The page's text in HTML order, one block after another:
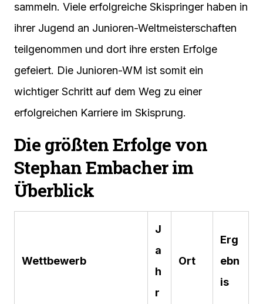
sammeln. Viele erfolgreiche Skispringer haben in
ihrer Jugend an Junioren-Weltmeisterschaften
teilgenommen und dort ihre ersten Erfolge
gefeiert. Die Junioren-WM ist somit ein
wichtiger Schritt auf dem Weg zu einer
erfolgreichen Karriere im Skisprung.
Die größten Erfolge von
Stephan Embacher im
Überblick
Wettbewerb
J
a
h
r
Ort
Erg
ebn
is